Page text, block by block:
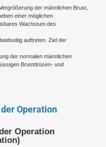
der männlichen Brust,
einer möglichen
Wachstum des
auftreten. Ziel der
der normalen männlichen
Brustdrüsen- und
Operation
Operation